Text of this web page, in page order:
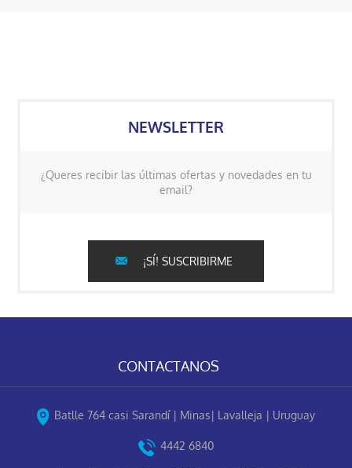
NEWSLETTER
¿Queres recibir las últimas ofertas y novedades en tu
email?
¡SÍ! SUSCRIBIRME
CONTACTANOS
Batlle 764 casi Sarandí | Minas| Lavalleja | Uruguay
4442 6840